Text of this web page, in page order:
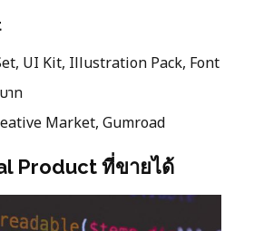
UI Kit, Illustration Pack, Font
าท
Market, Gumroad
Product ที่ขายได้